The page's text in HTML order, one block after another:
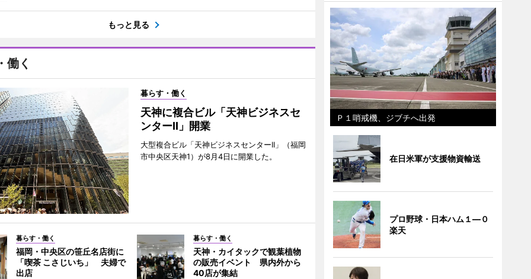
もっと見る
働く
暮らす・働く
天神に複合ビル「天神ビジネスセ
ンターII」開業
大型複合ビル「天神ビジネスセンターII」（福岡
市中央区天神1）が8月4日に開業した。
暮らす・働く
福岡・中央区の笹丘名店街に
「喫茶 こさじいち」 夫婦で
出店
暮らす・働く
天神・カイタックで観葉植物
の販売イベント 県内外から
40店が集結
Ｐ１哨戒機、ジブチへ出発
在日米軍が支援物資輸送
プロ野球・日本ハム１―０
楽天